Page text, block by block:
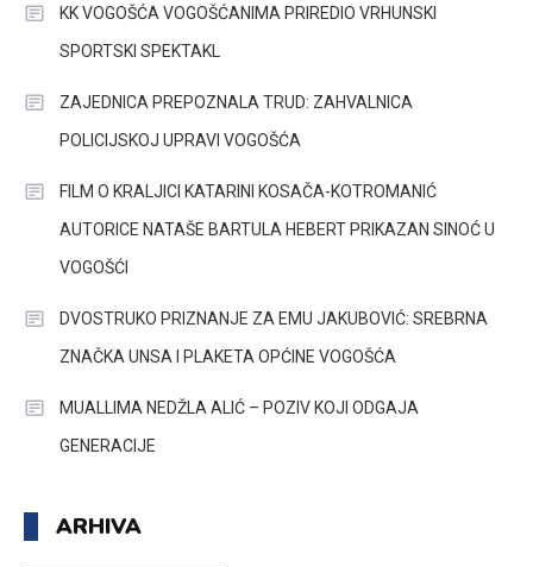
KK VOGOŠĆA VOGOŠĆANIMA PRIREDIO VRHUNSKI
SPORTSKI SPEKTAKL
ZAJEDNICA PREPOZNALA TRUD: ZAHVALNICA
POLICIJSKOJ UPRAVI VOGOŠĆA
FILM O KRALJICI KATARINI KOSAČA-KOTROMANIĆ
AUTORICE NATAŠE BARTULA HEBERT PRIKAZAN SINOĆ U
VOGOŠĆI
DVOSTRUKO PRIZNANJE ZA EMU JAKUBOVIĆ: SREBRNA
ZNAČKA UNSA I PLAKETA OPĆINE VOGOŠĆA
MUALLIMA NEDŽLA ALIĆ – POZIV KOJI ODGAJA
GENERACIJE
ARHIVA